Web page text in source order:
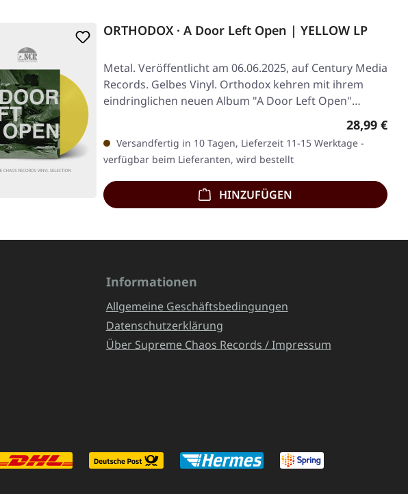
ORTHODOX · A Door Left Open | YELLOW LP
Metal. Veröffentlicht am 06.06.2025, auf Century Media
Records. Gelbes Vinyl. Orthodox kehren mit ihrem
eindringlichen neuen Album "A Door Left Open"…
Regulärer
28,99 €
Versandfertig in 10 Tagen, Lieferzeit 11-15 Werktage -
verfügbar beim Lieferanten, wird bestellt
HINZUFÜGEN
Informationen
Allgemeine Geschäftsbedingungen
Datenschutzerklärung
Über Supreme Chaos Records / Impressum